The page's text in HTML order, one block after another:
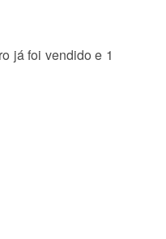
já foi vendido e 1